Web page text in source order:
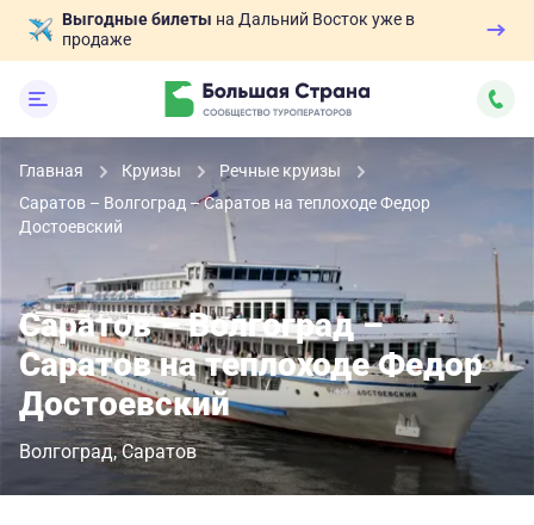
Выгодные билеты на Дальний Восток уже в
продаже
Главная Круизы
Речные круизы
Саратов – Волгоград – Саратов на теплоходе Федор
Достоевский
Саратов – Волгоград –
Саратов на теплоходе Федор
Достоевский
Волгоград Саратов